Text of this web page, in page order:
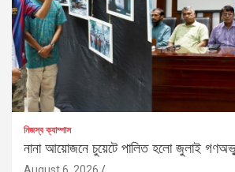
নিজস্ব ক্যাম্পাস
নানা আয়োজনে চুয়েটে পালিত হলো জুলাই
August 6, 2026